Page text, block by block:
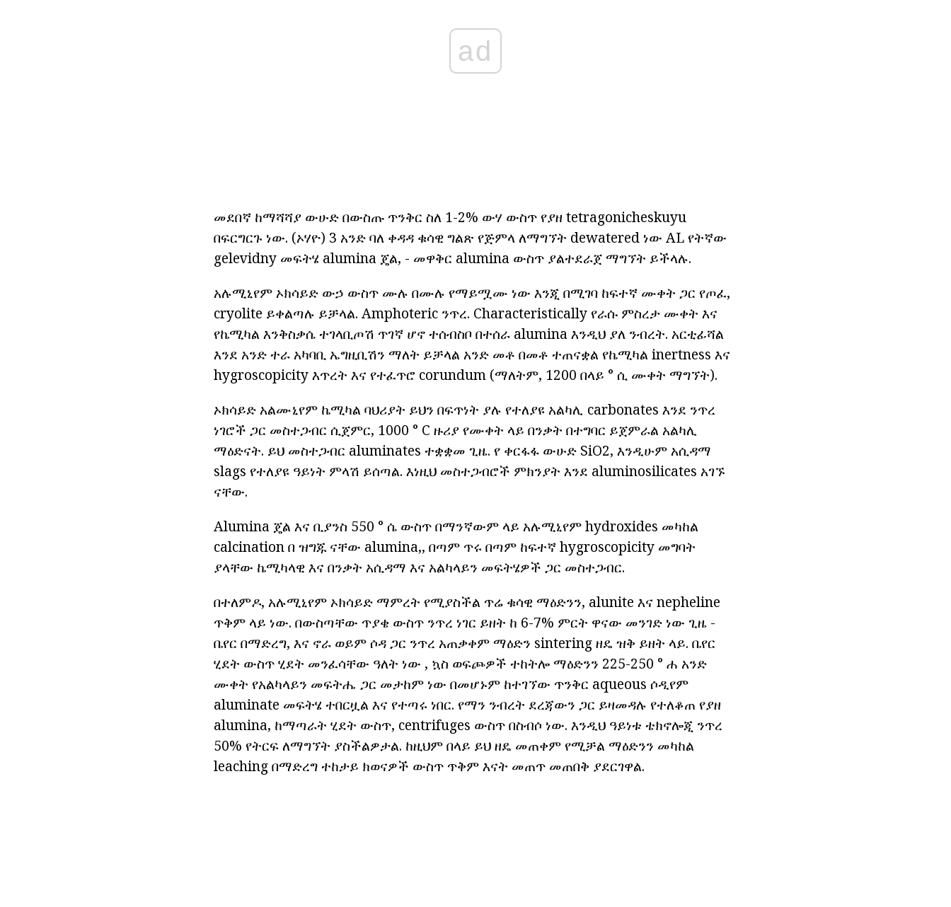
ad
መደበኛ ከማሻሻያ ውሁድ በውስጡ ጥንቅር ስለ 1-2% ውሃ ውስጥ የያዘ tetragonicheskuyu
በፍርግርጉ ነው. (ኦሃዮ) 3 አንድ ባለ ቀዳዳ ቁሳዊ ግልጽ የጅምላ ለማግኘት dewatered ነው AL የትኛው
gelevidny መፍትሄ alumina ጄል, - መዋቅር alumina ውስጥ ያልተደራጀ ማግኘት ይችላሉ.
አሉሚኒየም ኦክሳይድ ውኃ ውስጥ ሙሉ በሙሉ የማይሟሙ ነው እንጂ በሚገባ ከፍተኛ ሙቀት ጋር የጦፈ,
cryolite ይቀልጣሉ ይቻላል. Amphoteric ንጥረ. Characteristically የራሱ ምስረታ ሙቀት እና
የኬሚካል እንቅስቃሴ ተገላቢጦሽ ጥገኛ ሆኖ ተሰብስቦ በተሰራ alumina እንዲህ ያለ ንብረት. አርቲፊሻል
እንደ አንድ ተራ አካባቢ ኤግዚቢሽን ማለት ይቻላል አንድ መቶ በመቶ ተጠናቋል የኬሚካል inertness እና
hygroscopicity እጥረት እና የተፈጥሮ corundum (ማለትም, 1200 በላይ ° ሲ ሙቀት ማግኘት).
ኦክሳይድ አልሙኒየም ኬሚካል ባህሪያት ይህን በፍጥነት ያሉ የተለያዩ አልካሊ carbonates እንደ ንጥረ
ነገሮች ጋር መስተጋብር ሲጀምር, 1000 ° C ዙሪያ የሙቀት ላይ በንቃት በተግባር ይጀምራል አልካሊ
ማዕድናት. ይህ መስተጋብር aluminates ተቋቋመ ጊዜ. የ ቀርፋፋ ውሁድ SiO2, እንዲሁም አሲዳማ
slags የተለያዩ ዓይነት ምላሽ ይሰጣል. እነዚህ መስተጋብሮች ምክንያት እንደ aluminosilicates አገኙ
ናቸው.
Alumina ጄል እና ቢያንስ 550 ° ሴ ውስጥ በማንኛውም ላይ አሉሚኒየም hydroxides መካከል
calcination በ ዝግጁ ናቸው alumina,, በጣም ጥሩ በጣም ከፍተኛ hygroscopicity መግባት
ያላቸው ኬሚካላዊ እና በንቃት አሲዳማ እና አልካላይን መፍትሄዎች ጋር መስተጋብር.
በተለምዶ, አሉሚኒየም ኦክሳይድ ማምረት የሚያስችል ጥሬ ቁሳዊ ማዕድንን, alunite እና nepheline
ጥቅም ላይ ነው. በውስጣቸው ጥያቄ ውስጥ ንጥረ ነገር ይዘት ከ 6-7% ምርት ዋናው መንገድ ነው ጊዜ -
ቤየር በማድረግ, እና ኖራ ወይም ሶዳ ጋር ንጥረ አጠቃቀም ማዕድን sintering ዘዴ ዝቅ ይዘት ላይ. ቤየር
ሂደት ውስጥ ሂደት መንፈሳቸው ዓለት ነው , ኳስ ወፍጮዎች ተከትሎ ማዕድንን 225-250 ° ሐ አንድ
ሙቀት የአልካላይን መፍትሔ ጋር መታከም ነው በመሆኑም ከተገኘው ጥንቅር aqueous ሶዲየም
aluminate መፍትሄ ተበርዟል እና የተጣሩ ነበር. የማን ንብረት ደረጃውን ጋር ይዛመዳሉ የተለቆጠ የያዘ
alumina, ከማጣራት ሂደት ውስጥ, centrifuges ውስጥ በስብሶ ነው. እንዲህ ዓይነቱ ቴክኖሎጂ ንጥረ
50% የትርፍ ለማግኘት ያስችልዎታል. ከዚህም በላይ ይህ ዘዴ መጠቀም የሚቻል ማዕድንን መካከል
leaching በማድረግ ተከታይ ክወናዎች ውስጥ ጥቅም እናት መጠጥ መጠበቅ ያደርገዋል.